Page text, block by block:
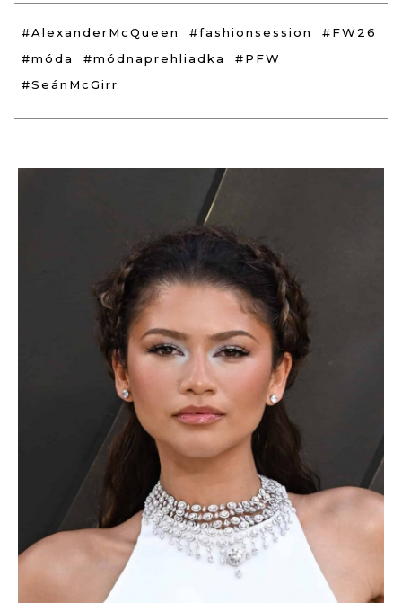
#AlexanderMcQueen #fashionsession
#FW26
#móda
#módnaprehliadka
#PFW
#SeánMcGirr